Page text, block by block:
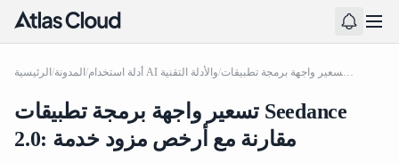
الرئيسية /المدونة / أدلة استخدام AI والأدلة التقنية/ تسعير واجهة برمجة تطبيقات Seedance 2.0: مقارنة مع أرخص مزود خدمة
تسعير واجهة برمجة تطبيقات Seedance
2.0: مقارنة مع أرخص مزود خدمة